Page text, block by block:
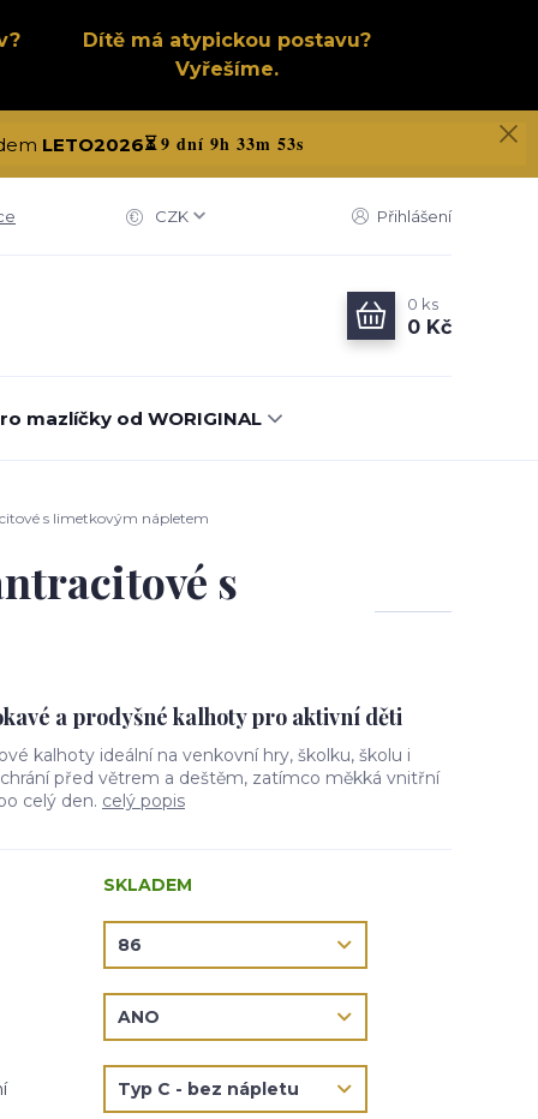
Dítě má atypickou postavu?
Vyřešíme.
LETO2026⏳9 dní 9h 33m 52s
CZK Přihlášení
0 ks
0 Kč
mazlíčky od WORIGINAL
s limetkovým nápletem
s
a prodyšné kalhoty pro aktivní děti
kalhoty ideální na venkovní hry, školku, školu i
před větrem a deštěm, zatímco měkká vnitřní
celý den. celý popis
SKLADEM